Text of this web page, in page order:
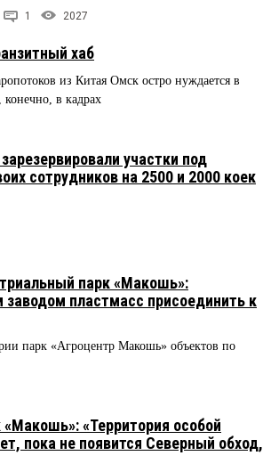
1 2027
хаб
из Китая Омск остро нуждается в
конечно, в кадрах
участки под
сотрудников на 2500 и 2000 коек
парк «Макошь»:
пластмасс присоединить к
парк «Агроцентр Макошь» объектов по
«Территория особой
пока не появится Северный обход,